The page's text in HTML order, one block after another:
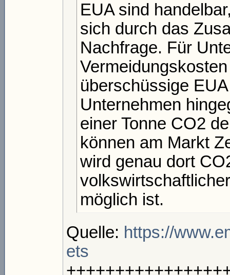
EUA sind
sich durch das
Nachfrage. Für
überschüssige
Unternehmen
einer Tonne CO2
können am Markt
wird genau dort
möglich ist.
Quelle: https://
ets